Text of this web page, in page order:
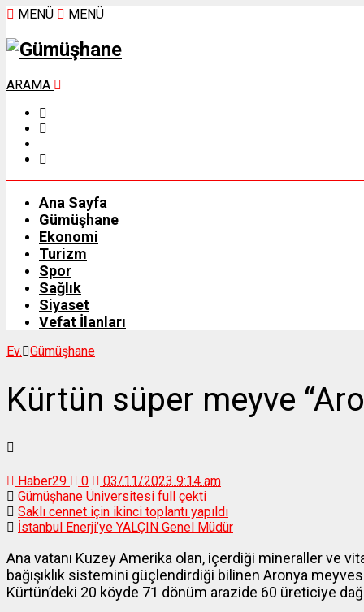
MENÜ MENÜ
ARAMA
Ana Sayfa
Gümüşhane
Ekonomi
Turizm
Spor
Sağlık
Siyaset
Vefat İlanları
Ev. Gümüşhane
Kürtün süper meyve
Haber29 0
03/11/2023 9:14 am
Gümüşhane Üniversitesi full çekti
Saklı cennet için ikinci toplantı yapıldı
İstanbul Enerji’ye YALÇIN Genel Müdür
Ana vatanı Kuzey Amerika olan, içerdiği mineraller ve
bağışıklık sistemini güçlendirdiği bilinen Aronya
Kürtün’deki 20 köyde 71 dönüm arazide 60 üreticiye